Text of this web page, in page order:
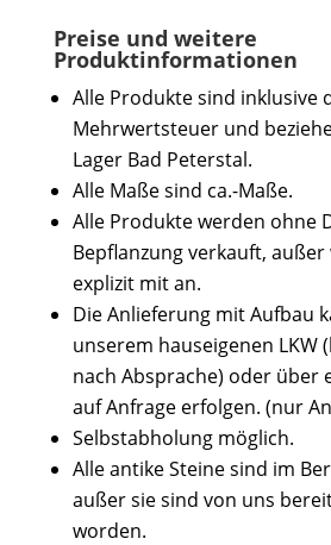
Preise und weitere
Produktinformationen
Alle Produkte sind inklusive
Mehrwertsteuer und
Lager Bad Peterstal.
Alle Maße sind ca.-Maße.
Alle Produkte werden ohne
Bepflanzung verkauft,
explizit mit an.
Die Anlieferung mit Aufbau
unserem hauseigenen LKW
nach Absprache) oder über
auf Anfrage erfolgen. (nur
Selbstabholung möglich.
Alle antike Steine sind im
außer sie sind von uns
worden.